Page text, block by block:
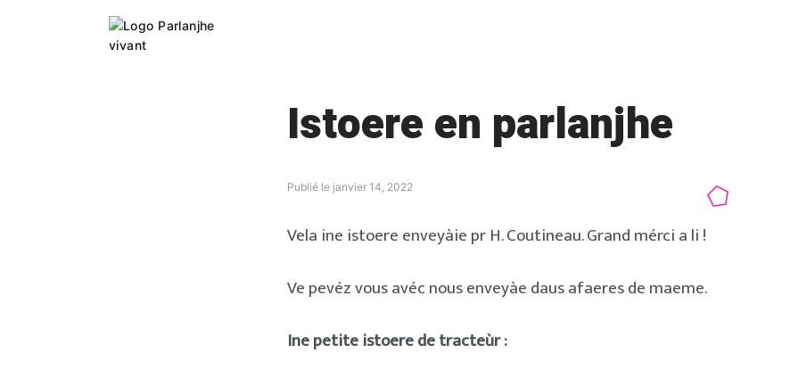
Istoere en parlanjhe
Publié le janvier 14, 2022
Vela ine istoere enveyàie pr H. Coutineau. Grand mérci a li !
Ve pevéz vous avéc nous enveyàe daus afaeres de maeme.
Ine petite istoere de tracteùr :